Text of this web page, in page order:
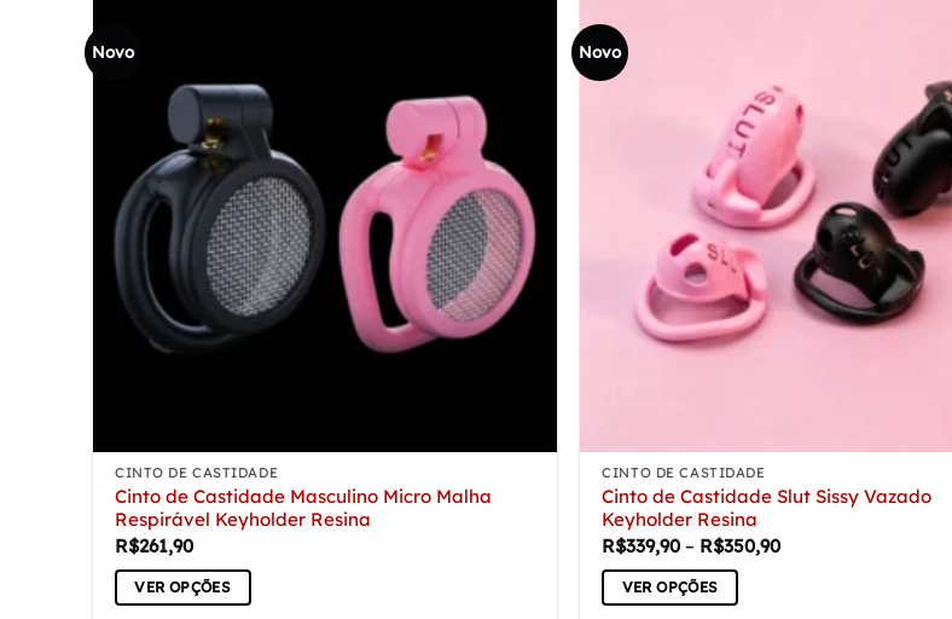
variantes.
opções
podem
escolhidas
na
do
produto
Novo
CINTO DE CASTIDADE
Cinto de Castidade Masculino Micro Malha
Respirável Keyholder Resina
R$261,90
VER OPÇÕES
Novo
CINTO DE CASTIDADE
Cinto de Castidade Slut Sissy Vazado
Keyholder Resina
R$339,90 – R$350,90Faixa
VER OPÇÕES